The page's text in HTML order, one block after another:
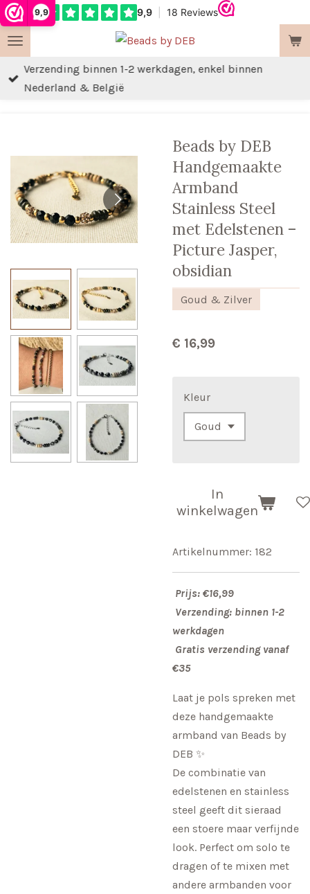
9,9
Ga
direct
hoofdinhoud
Verzending binnen 1-2 werkdagen, enkel binnen
Nederland & België
Beads by DEB
Handgemaakte
Armband
Stainless Steel
met Edelstenen –
Picture Jasper,
obsidian
Goud & Zilver
€ 16,99
Kleur
In
winkelwagen
Artikelnummer: 182
Prijs: €16,99
Verzending: binnen 1-2
werkdagen
Gratis verzending vanaf
€35
Laat je pols spreken met
deze handgemaakte
armband van Beads by
DEB ✨
De combinatie van
edelstenen en stainless
steel geeft dit sieraad
een stoere maar verfijnde
look. Perfect om solo te
dragen of te mixen met
andere armbanden voor